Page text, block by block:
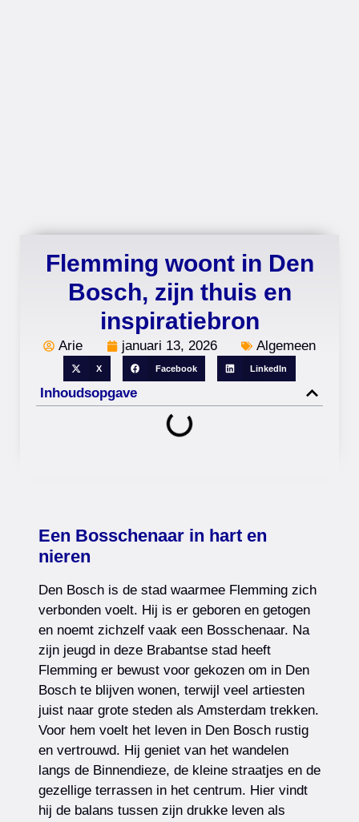
Flemming woont in Den
Bosch, zijn thuis en
inspiratiebron
Arie januari 13, 2026 Algemeen
X Facebook LinkedIn
Inhoudsopgave
Een Bosschenaar in hart en
nieren
Den Bosch is de stad waarmee Flemming zich
verbonden voelt. Hij is er geboren en getogen
en noemt zichzelf vaak een Bosschenaar. Na
zijn jeugd in deze Brabantse stad heeft
Flemming er bewust voor gekozen om in Den
Bosch te blijven wonen, terwijl veel artiesten
juist naar grote steden als Amsterdam trekken.
Voor hem voelt het leven in Den Bosch rustig
en vertrouwd. Hij geniet van het wandelen
langs de Binnendieze, de kleine straatjes en de
gezellige terrassen in het centrum. Hier vindt
hij de balans tussen zijn drukke leven als